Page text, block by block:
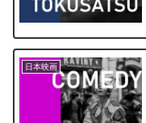
日本映画